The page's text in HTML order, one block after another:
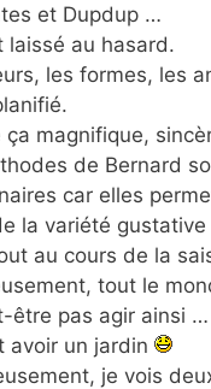
et Dupdup …
laissé au hasard.
les formes, les
ça magnifique,
de Bernard
car elles
la variété
au cours de la
tout le
être pas agir ainsi …
avoir un jardin
je vois